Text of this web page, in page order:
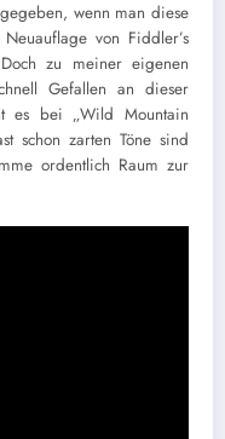
wenn man diese
von Fiddler’s
zu meiner eigenen
Gefallen an dieser
es bei „Wild Mountain
schon zarten Töne sind
ordentlich Raum zur